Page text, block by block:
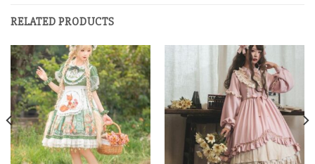
RELATED PRODUCTS